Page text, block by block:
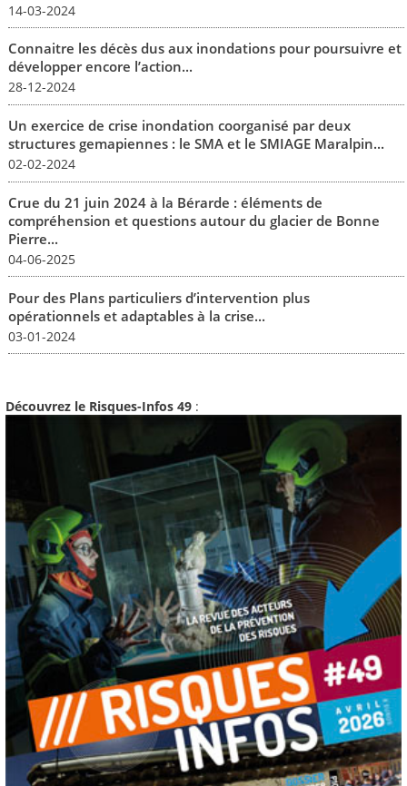
14-03-2024
Connaitre les décès dus aux inondations pour poursuivre et
développer encore l’action...
28-12-2024
Un exercice de crise inondation coorganisé par deux
structures gemapiennes : le SMA et le SMIAGE Maralpin...
02-02-2024
Crue du 21 juin 2024 à la Bérarde : éléments de
compréhension et questions autour du glacier de Bonne
Pierre...
04-06-2025
Pour des Plans particuliers d’intervention plus
opérationnels et adaptables à la crise...
03-01-2024
Découvrez le Risques-Infos 49 :